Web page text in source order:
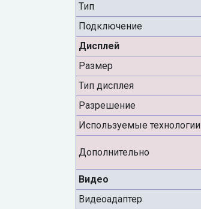
Тип
Подключение
Дисплей
Размер
Тип дисплея
Разрешение
Используемые технологии
Дополнительно
Видео
Видеоадаптер